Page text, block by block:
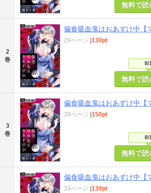
無料で読
2
巻
偏食吸血鬼はおあずけ中【
8/
29ページ 130pt
無料で読
3
巻
偏食吸血鬼はおあずけ中【
8/
39ページ 150pt
無料で読
偏食吸血鬼はおあずけ中【
33ページ 130pt